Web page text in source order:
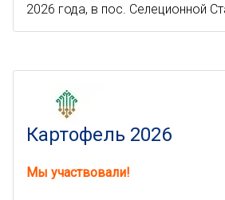
2026 года, в пос. Селеционной
Картофель 2026
Мы участвовали!